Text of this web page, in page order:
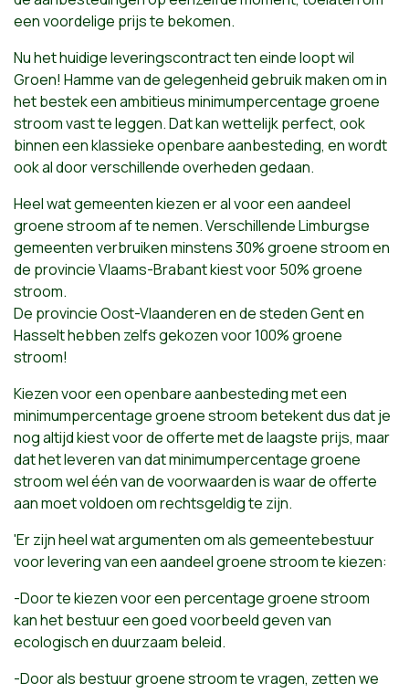
een voordelige prijs te bekomen.
Nu het huidige leveringscontract ten einde loopt wil
Groen! Hamme van de gelegenheid gebruik maken om in
het bestek een ambitieus minimumpercentage groene
stroom vast te leggen. Dat kan wettelijk perfect, ook
binnen een klassieke openbare aanbesteding, en wordt
ook al door verschillende overheden gedaan.
Heel wat gemeenten kiezen er al voor een aandeel
groene stroom af te nemen. Verschillende Limburgse
gemeenten verbruiken minstens 30% groene stroom en
de provincie Vlaams-Brabant kiest voor 50% groene
stroom.
De provincie Oost-Vlaanderen en de steden Gent en
Hasselt hebben zelfs gekozen voor 100% groene
stroom!
Kiezen voor een openbare aanbesteding met een
minimumpercentage groene stroom betekent dus dat je
nog altijd kiest voor de offerte met de laagste prijs, maar
dat het leveren van dat minimumpercentage groene
stroom wel één van de voorwaarden is waar de offerte
aan moet voldoen om rechtsgeldig te zijn.
'Er zijn heel wat argumenten om als gemeentebestuur
voor levering van een aandeel groene stroom te kiezen:
-Door te kiezen voor een percentage groene stroom
kan het bestuur een goed voorbeeld geven van
ecologisch en duurzaam beleid.
-Door als bestuur groene stroom te vragen, zetten we